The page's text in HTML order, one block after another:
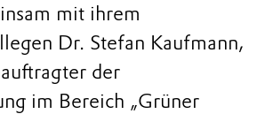
mit ihrem
Dr. Stefan Kaufmann,
der
im Bereich „Grüner